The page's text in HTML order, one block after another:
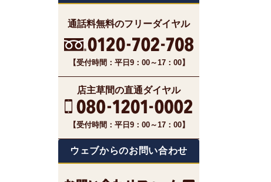
通話料無料のフリーダイヤル
【受付時間：平日9：00～17：00】
店主草間の直通ダイヤル
【受付時間：平日9：00～17：00】
ウェブからのお問い合わせ